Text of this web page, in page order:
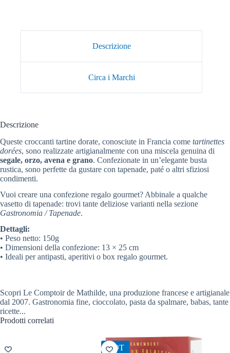
Descrizione
Circa i Marchi
Descrizione
Queste croccanti tartine dorate, conosciute in Francia come tartinettes
dorées, sono realizzate artigianalmente con una miscela genuina di
segale, orzo, avena e grano. Confezionate in un’elegante busta
rustica, sono perfette da gustare con tapenade, paté o altri sfiziosi
condimenti.
Vuoi creare una confezione regalo gourmet? Abbinale a qualche
vasetto di tapenade: trovi tante deliziose varianti nella sezione
Gastronomia / Tapenade.
Dettagli:
• Peso netto: 150g
• Dimensioni della confezione: 13 × 25 cm
• Ideali per antipasti, aperitivi o box regalo gourmet.
Scopri Le Comptoir de Mathilde, una produzione francese e artigianale
dal 2007. Gastronomia fine, cioccolato, pasta da spalmare, babas, tante
ricette...
Prodotti correlati
HOT